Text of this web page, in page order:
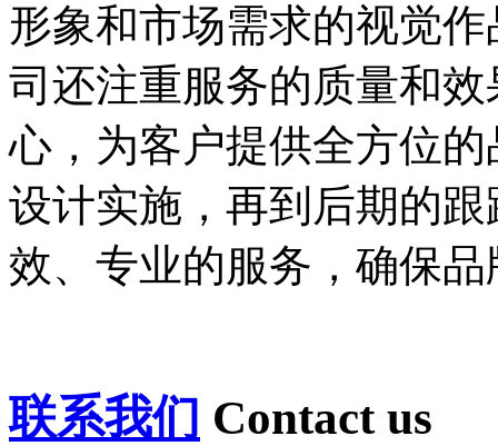
形象和市场需求的视觉
司还注重服务的质量和
心，为客户提供全方位
设计实施，再到后期的
效、专业的服务，确保
联系我们 Contact us